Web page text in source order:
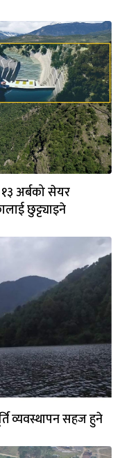
अर्बको सेयर
छुट्ट्याइने
व्यवस्थापन सहज हुने